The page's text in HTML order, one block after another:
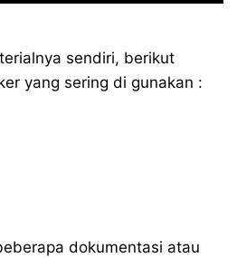
sendiri, berikut
yang sering di gunakan :
dokumentasi atau